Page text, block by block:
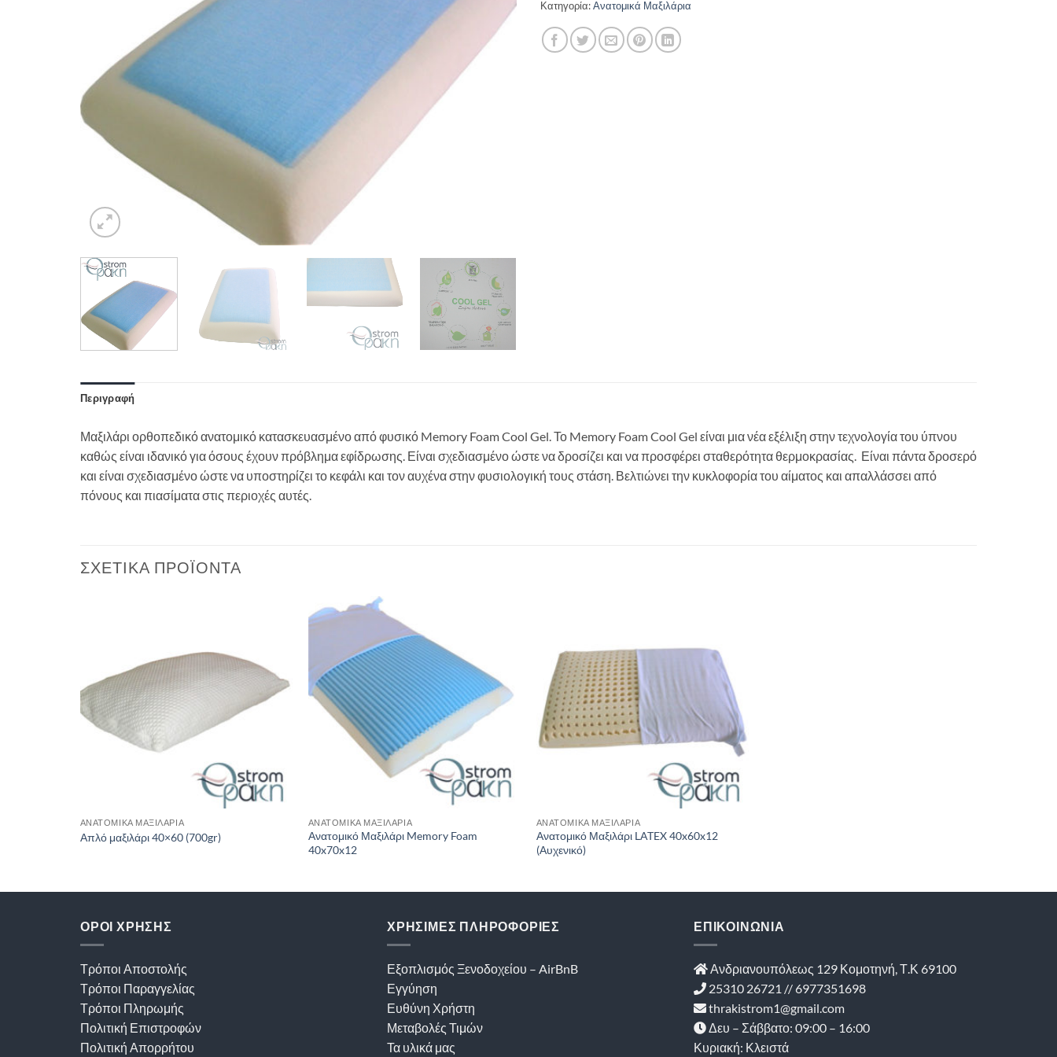
Κατηγορία:Ανατομικά Μαξιλάρια
Περιγραφή
Μαξιλάρι ορθοπεδικό ανατομικό κατασκευασμένο από φυσικό Memory Foam Cool Gel. Το Memory Foam Cool Gel είναι μια νέα εξέλιξη στην τεχνολογία του ύπνου
καθώς είναι ιδανικό για όσους έχουν πρόβλημα εφίδρωσης. Είναι σχεδιασμένο ώστε να δροσίζει και να προσφέρει σταθερότητα θερμοκρασίας. Είναι πάντα δροσερό
και είναι σχεδιασμένο ώστε να υποστηρίζει το κεφάλι και τον αυχένα στην φυσιολογική τους στάση. Βελτιώνει την κυκλοφορία του αίματος και απαλλάσσει από
πόνους και πιασίματα στις περιοχές αυτές.
ΣΧΕΤΙΚΆ ΠΡΟΪΌΝΤΑ
ΑΝΑΤΟΜΙΚΆ ΜΑΞΙΛΆΡΙΑ
Απλό μαξιλάρι 40×60 (700gr)
ΑΝΑΤΟΜΙΚΆ ΜΑΞΙΛΆΡΙΑ
Ανατομικό Μαξιλάρι Memory Foam
40x70x12
ΑΝΑΤΟΜΙΚΆ ΜΑΞΙΛΆΡΙΑ
Ανατομικό Μαξιλάρι LATEX 40x60x12
(Αυχενικό)
ΟΡΟΙ ΧΡΗΣΗΣ
Τρόποι Αποστολής
Τρόποι Παραγγελίας
Τρόποι Πληρωμής
Πολιτική Επιστροφών
Πολιτική Απορρήτου
ΧΡΗΣΙΜΕΣ ΠΛΗΡΟΦΟΡΙΕΣ
Εξοπλισμός Ξενοδοχείου – AirBnB
Εγγύηση
Ευθύνη Χρήστη
Μεταβολές Τιμών
Τα υλικά μας
ΕΠΙΚΟΙΝΩΝΙΑ
Ανδριανουπόλεως 129 Κομοτηνή, Τ.Κ 69100
25310 26721 // 6977351698
thrakistrom1@gmail.com
Δευ – Σάββατο: 09:00 – 16:00
Κυριακή: Κλειστά